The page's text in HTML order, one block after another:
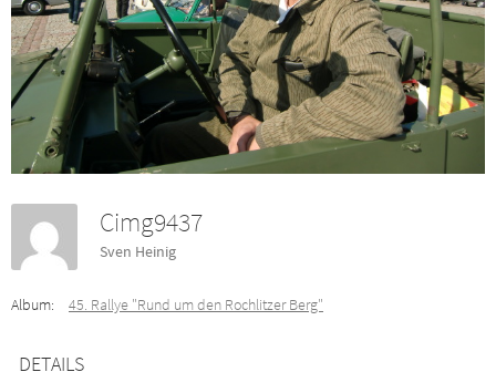
Cimg9437
Sven Heinig
Album: 45. Rallye "Rund um den Rochlitzer Berg"
DETAILS